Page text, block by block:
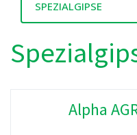
Alpha